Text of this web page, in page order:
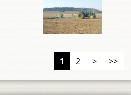
1 2 > >>